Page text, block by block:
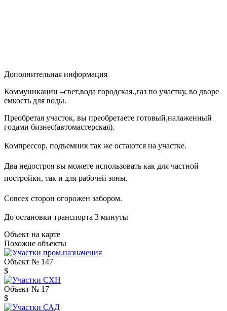
Дополнительная информация
Коммуникации –свет,вода городская.,газ по участку, во дворе
емкость для воды.
Преобретая участок, вы преобретаете готовый,налаженный
годами бизнес(автомастерская).
Компрессор, подъемник так же остаются на участке.
Два недостроя вы можете использовать как для частной
постройки, так и для рабочей зоны.
Совсех сторон огорожен забором.
До остановки транспорта 3 минуты
Объект на карте
Похожие объекты
Объект № 147
$
Объект № 17
$